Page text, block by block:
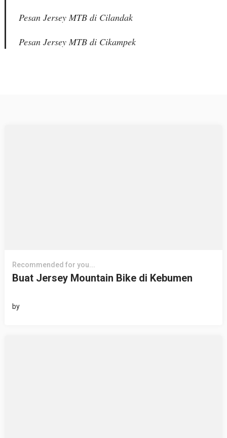
Pesan Jersey MTB di Cilandak
Pesan Jersey MTB di Cikampek
Recommended for you...
Buat Jersey Mountain Bike di Kebumen
by